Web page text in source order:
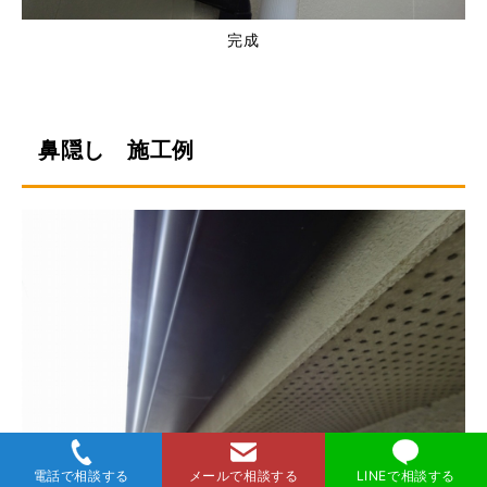
完成
鼻隠し 施工例
電話で相談する メールで相談する LINEで相談する